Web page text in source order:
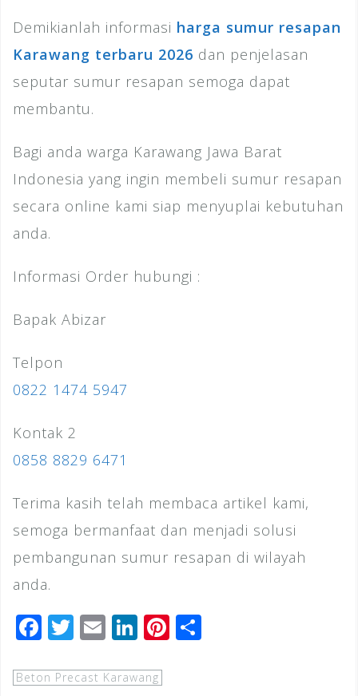
Demikianlah informasi harga sumur resapan
Karawang terbaru 2026 dan penjelasan
seputar sumur resapan semoga dapat
membantu.
Bagi anda warga Karawang Jawa Barat
Indonesia yang ingin membeli sumur resapan
secara online kami siap menyuplai kebutuhan
anda.
Informasi Order hubungi :
Bapak Abizar
Telpon
0822 1474 5947
Kontak 2
0858 8829 6471
Terima kasih telah membaca artikel kami,
semoga bermanfaat dan menjadi solusi
pembangunan sumur resapan di wilayah
anda.
F
c
T
tt
E
ai
Li
k
Pi
Beton Precast Karawang